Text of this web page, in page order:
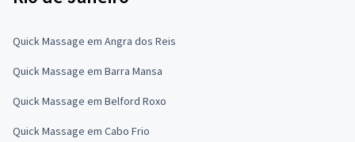
Quick Massage em Angra dos Reis
Quick Massage em Barra Mansa
Quick Massage em Belford Roxo
Quick Massage em Cabo Frio